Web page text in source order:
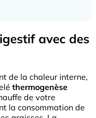
avec des
de la chaleur interne,
thermogenèse
de votre
la consommation de